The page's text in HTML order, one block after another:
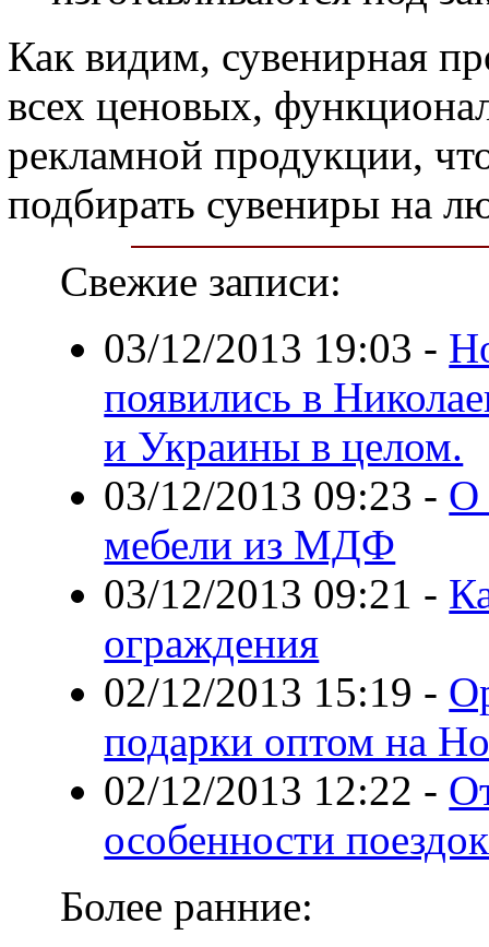
Как видим, сувенирная
всех ценовых,
рекламной продукции,
подбирать сувениры на
Свежие записи:
03/12/2013 19:03 -
появились в
и Украины в целом.
03/12/2013 09:23 - О
мебели из МДФ
03/12/2013 09:21 -
ограждения
02/12/2013 15:19 -
подарки оптом на
02/12/2013 12:22 -
особенности
Более ранние: